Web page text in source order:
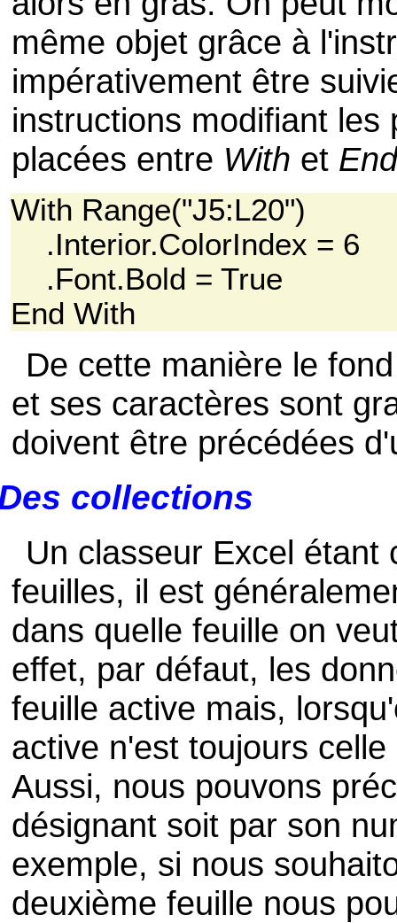
même objet grâce à
impérativement être
instructions modifiant
placées entre With et
With Range("J5:L20")
.Interior.ColorIndex = 6
.Font.Bold = True
End With
De cette manière le
et ses caractères sont
doivent être précédées
collections
Un classeur Excel étant
feuilles, il est
dans quelle feuille on
effet, par défaut, les
feuille active mais,
active n'est toujours
Aussi, nous pouvons
désignant soit par son
exemple, si nous
deuxième feuille nous